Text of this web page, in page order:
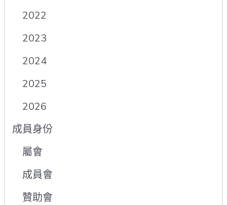
2022
2023
2024
2025
2026
成員身份
屬會
成員會
贊助會